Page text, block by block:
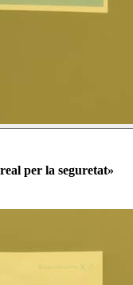
per la seguretat»